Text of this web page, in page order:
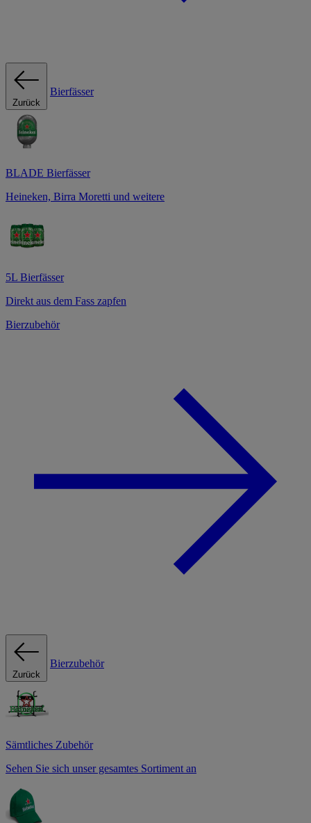
Zurück
Bierfässer
BLADE Bierfässer
Heineken, Birra Moretti und weitere
5L Bierfässer
Direkt aus dem Fass zapfen
Bierzubehör
Zurück
Bierzubehör
Sämtliches Zubehör
Sehen Sie sich unser gesamtes Sortiment an